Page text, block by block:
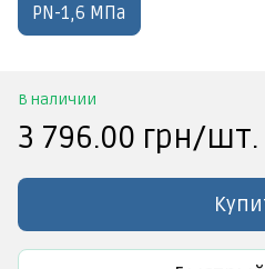
PN-1,6 МПа
В наличии
3 796.00 грн/шт.